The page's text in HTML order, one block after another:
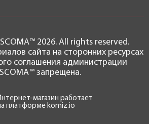
2026. All rights reserved.
сайта на сторонних ресурсах
соглашения администрации
запрещена.
магазин работает
платформе komiz.io